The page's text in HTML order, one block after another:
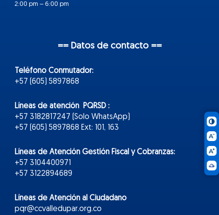
2:00 pm – 6:00 pm
== Datos de contacto ==
Teléfono Conmutador:
+57 (605) 5897868
Líneas de atención PQRSD :
+57 3182817247 (Solo WhatsApp)
+57 (605) 5897868 Ext: 101, 163
Líneas de Atención Gestión Fiscal y Cobranzas:
+57 3104400971
+57 3122894689
Líneas de Atención al Ciudadano
pqr@ccvalledupar.org.co